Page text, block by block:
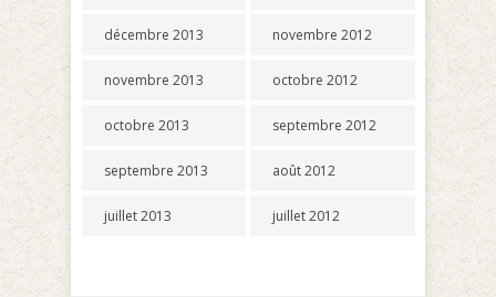
décembre 2013
novembre 2013
octobre 2013
septembre 2013
juillet 2013
novembre 2012
octobre 2012
septembre 2012
août 2012
juillet 2012